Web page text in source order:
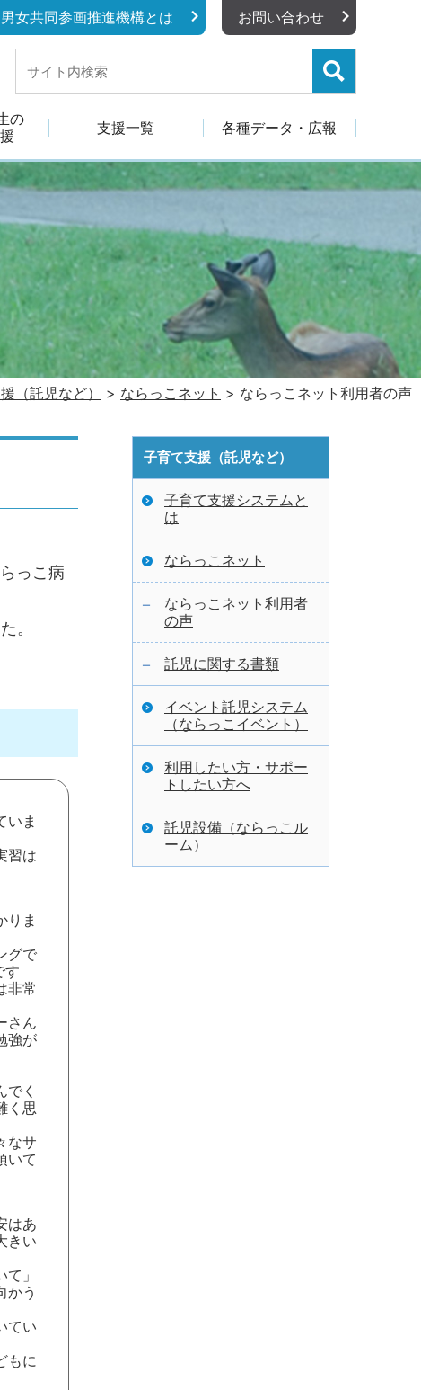
男女共同参画推進機構とは お問い合わせ
の
支援一覧 各種データ・広報
（託児など） > ならっこネット > ならっこネット利用者の声
っこ病
。
いま
習は
りま
グで
す
非常
さん
強が
く
く思
なサ
いて
はあ
きい
」
かう
てい
もに
子育て支援（託児など）
子育て支援システムと
は
ならっこネット
ならっこネット利用者
の声
託児に関する書類
イベント託児システム
（ならっこイベント）
利用したい方・サポー
トしたい方へ
託児設備（ならっこル
ーム）